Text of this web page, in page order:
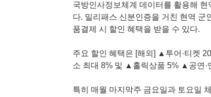
국방인사정보체계 데이터를 활용해
다. 밀리패스 신분인증을 거친 현역 군
품결제 시 할인 혜택을 받을 수 있다.
주요 할인 혜택은 [해외] ▲투어·티켓
소 최대 8% 및 ▲홀릭상품 5% ▲공연·
특히 매월 마지막주 금요일과 토요일